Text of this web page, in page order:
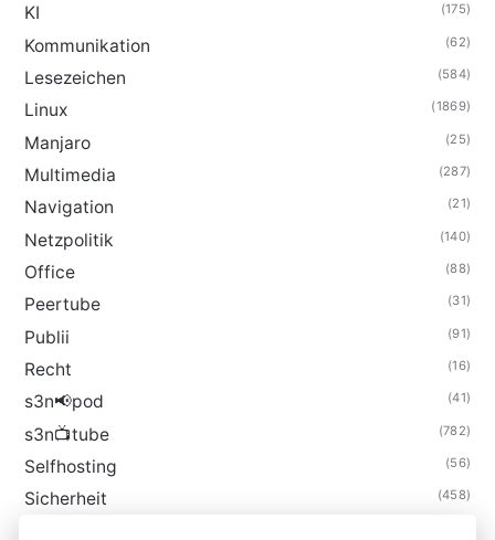
KI (175)
Kommunikation (62)
Lesezeichen (584)
Linux (1869)
Manjaro (25)
Multimedia (287)
Navigation (21)
Netzpolitik (140)
Office (88)
Peertube (31)
Publii (91)
Recht (16)
s3n📢pod (41)
s3n📺tube (782)
Selfhosting (56)
Sicherheit (458)